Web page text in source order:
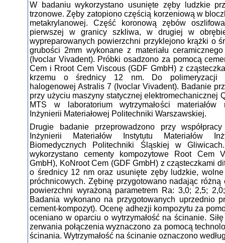
W badaniu wykorzystano usunięte zęby ludzkie
trzonowe. Zęby zatopiono częścią korzeniową w
metakrylanowej. Część koronową zębów
pierwszej w granicy szkliwa, w drugiej w
wypreparowanych powierzchni przyklejono krążki o
grubości 2mm wykonane z materiału
(Ivoclar Vivadent). Próbki osadzono za pomocą
Cem i Rroot Cem Viscous (GDF GmbH) z
krzemu o średnicy 12 nm. Do polimeryzacji
halogenowej Astralis 7 (Ivoclar Vivadent). Badanie
przy użyciu maszyny statycznej elektromechanicznej
MTS w laboratorium wytrzymałości materiałów
Inżynierii Materiałowej Politechniki Warszawskiej.
Drugie badanie przeprowadzono przy
Inżynierii Materiałów Instytutu Materiałów
Biomedycznych Politechniki Śląskiej w
wykorzystano cementy kompozytowe Root Cem
GmbH), KoNroot Cem (GDF GmbH) z cząsteczkami
o średnicy 12 nm oraz usunięte zęby ludzkie,
próchnicowych. Zębinę przygotowano nadając różną
powierzchni wyrażoną parametrem Ra: 3,0; 2,5;
Badania wykonano na przygotowanych uprzednio
cement-kompozyt). Ocenę adhezji kompozytu za
oceniano w oparciu o wytrzymałość na ścinanie.
zerwania połączenia wyznaczono za pomocą
ścinania. Wytrzymałość na ścinanie oznaczono